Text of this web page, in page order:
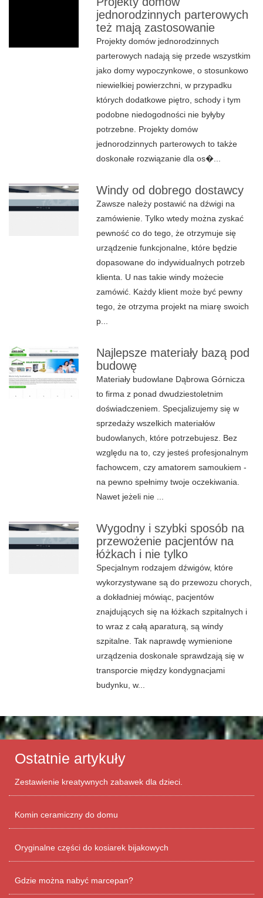
jednorodzinnych parterowych
też mają zastosowanie
Projekty domów jednorodzinnych
parterowych nadają się przede wszystkim
jako domy wypoczynkowe, o stosunkowo
niewielkiej powierzchni, w przypadku
których dodatkowe piętro, schody i tym
podobne niedogodności nie byłyby
potrzebne. Projekty domów
jednorodzinnych parterowych to także
doskonałe rozwiązanie dla os�...
Windy od dobrego dostawcy
Zawsze należy postawić na dźwigi na
zamówienie. Tylko wtedy można zyskać
pewność co do tego, że otrzymuje się
urządzenie funkcjonalne, które będzie
dopasowane do indywidualnych potrzeb
klienta. U nas takie windy możecie
zamówić. Każdy klient może być pewny
tego, że otrzyma projekt na miarę swoich
p...
Najlepsze materiały bazą pod
budowę
Materiały budowlane Dąbrowa Górnicza
to firma z ponad dwudziestoletnim
doświadczeniem. Specjalizujemy się w
sprzedaży wszelkich materiałów
budowlanych, które potrzebujesz. Bez
względu na to, czy jesteś profesjonalnym
fachowcem, czy amatorem samoukiem -
na pewno spełnimy twoje oczekiwania.
Nawet jeżeli nie ...
Wygodny i szybki sposób na
przewożenie pacjentów na
łóżkach i nie tylko
Specjalnym rodzajem dźwigów, które
wykorzystywane są do przewozu chorych,
a dokładniej mówiąc, pacjentów
znajdujących się na łóżkach szpitalnych i
to wraz z całą aparaturą, są windy
szpitalne. Tak naprawdę wymienione
urządzenia doskonale sprawdzają się w
transporcie między kondygnacjami
budynku, w...
Ostatnie artykuły
Zestawienie kreatywnych zabawek dla dzieci.
Komin ceramiczny do domu
Oryginalne części do kosiarek bijakowych
Gdzie można nabyć marcepan?